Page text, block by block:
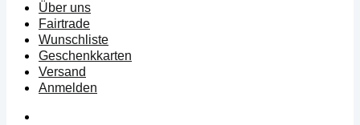
Über uns
Fairtrade
Wunschliste
Geschenkkarten
Versand
Anmelden